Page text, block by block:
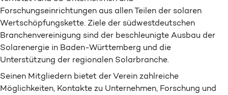
Forschungseinrichtungen aus allen Teilen der solaren
Wertschöpfungskette. Ziele der südwestdeutschen
Branchenvereinigung sind der beschleunigte Ausbau der
Solarenergie in Baden-Württemberg und die
Unterstützung der regionalen Solarbranche.
Seinen Mitgliedern bietet der Verein zahlreiche
Möglichkeiten, Kontakte zu Unternehmen, Forschung und